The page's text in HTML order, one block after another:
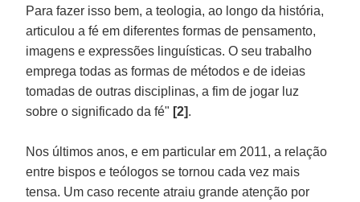
Para fazer isso bem, a teologia, ao longo da história,
articulou a fé em diferentes formas de pensamento,
imagens e expressões linguísticas. O seu trabalho
emprega todas as formas de métodos e de ideias
tomadas de outras disciplinas, a fim de jogar luz
sobre o significado da fé" [2].
Nos últimos anos, e em particular em 2011, a relação
entre bispos e teólogos se tornou cada vez mais
tensa. Um caso recente atraiu grande atenção por